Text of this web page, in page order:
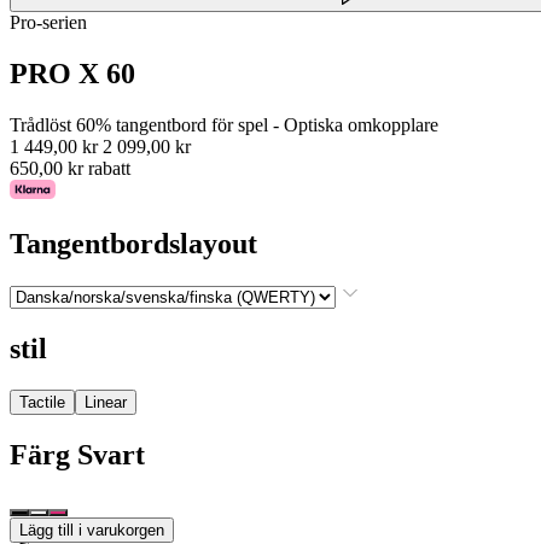
Pro-serien
PRO X 60
Trådlöst 60% tangentbord för spel - Optiska omkopplare
1 449,00 kr 2 099,00 kr
650,00 kr rabatt
Tangentbordslayout
stil
Tactile Linear
Färg Svart
Lägg till i varukorgen